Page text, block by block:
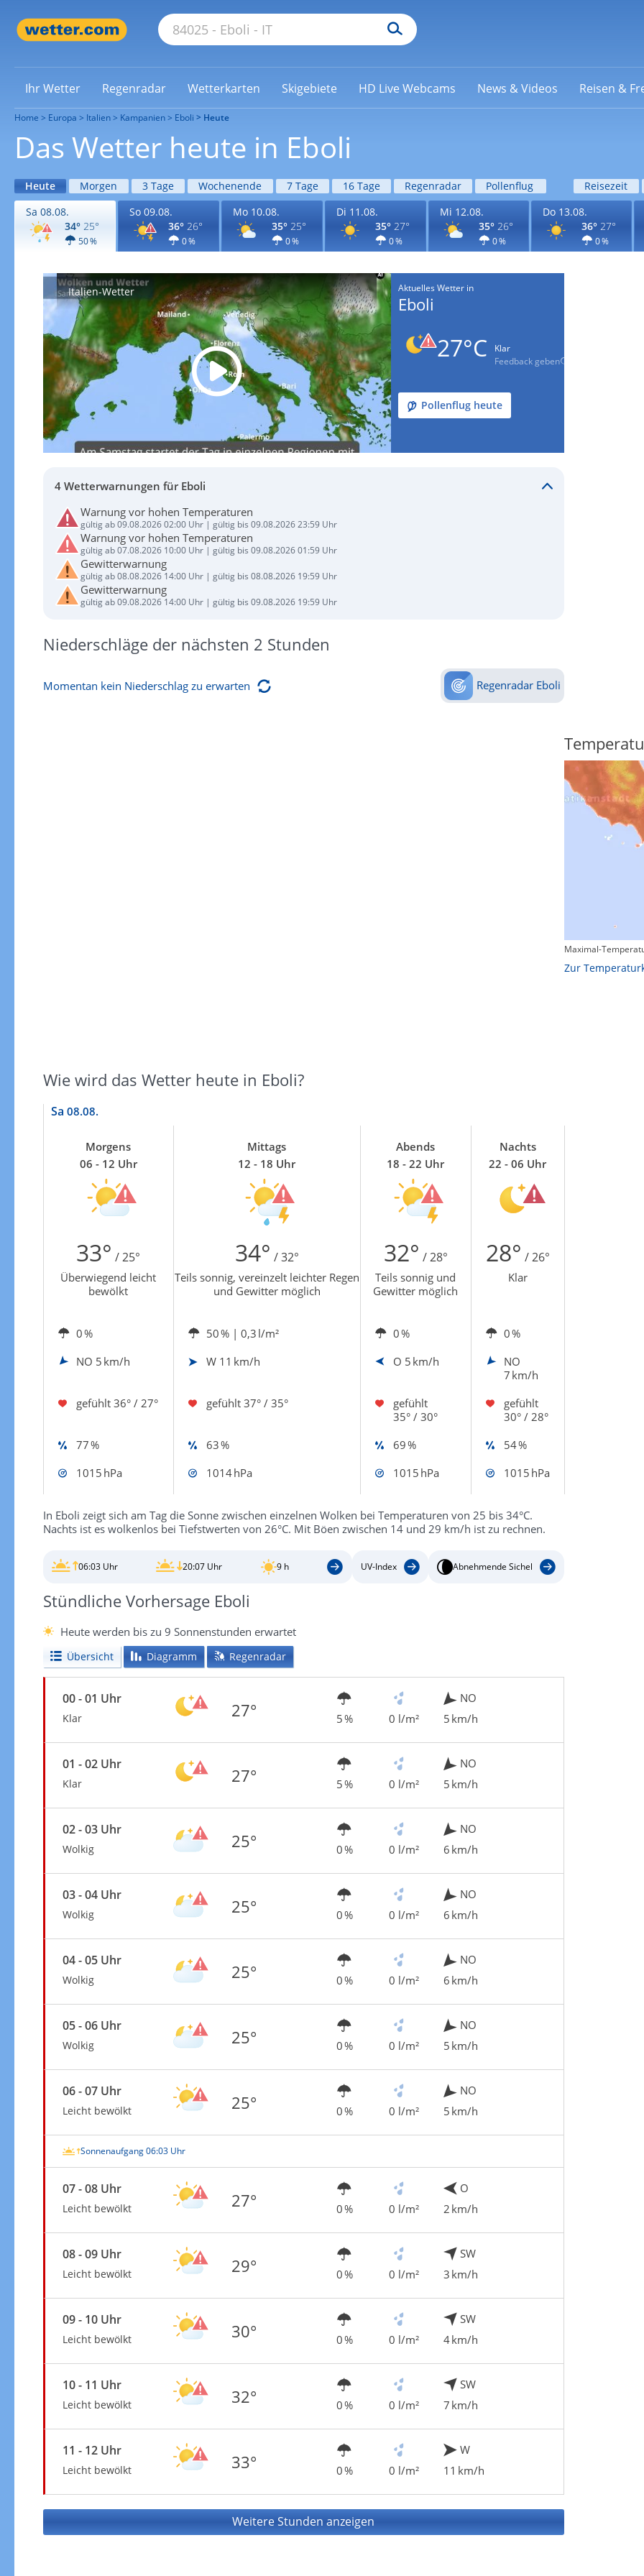
Ihr Wetter Regenradar Wetterkarten Skigebiete HD Live Webcams News & Videos Reisen &
Home Europa Italien Kampanien Eboli Heute
Das Wetter heute in Eboli
Heute Morgen 3 Tage Wochenende 7 Tage 16 Tage Regenradar Pollenflug Reisezeit
Sa 08.08.
34° 25°
50 %
So 09.08.
36° 26°
0 %
Mo 10.08.
35° 25°
0 %
Di 11.08.
35° 27°
0 %
Mi 12.08.
35° 26°
0 %
Do 13.08.
36° 27°
0 %
Italien-Wetter Aktuelles Wetter in
Eboli
27°C
Klar
Feedback geben
Pollenflug heute
4 Wetterwarnungen für Eboli
Warnung vor hohen Temperaturen
gültig ab 09.08.2026 02:00 Uhr | gültig bis 09.08.2026 23:59 Uhr
Warnung vor hohen Temperaturen
gültig ab 07.08.2026 10:00 Uhr | gültig bis 09.08.2026 01:59 Uhr
Gewitterwarnung
gültig ab 08.08.2026 14:00 Uhr | gültig bis 08.08.2026 19:59 Uhr
Gewitterwarnung
gültig ab 09.08.2026 14:00 Uhr | gültig bis 09.08.2026 19:59 Uhr
Niederschläge der nächsten 2 Stunden
Momentan kein Niederschlag zu erwarten Regenradar Eboli
Wie wird das Wetter heute in Eboli?
Sa 08.08.
Morgens
06 - 12 Uhr
Mittags
12 - 18 Uhr
Abends
18 - 22 Uhr
Nachts
22 - 06 Uhr
33° / 25° 34° / 32° 32° / 28° 28° / 26°
Überwiegend leicht
bewölkt
Teils sonnig, vereinzelt leichter Regen
und Gewitter möglich
Teils sonnig und
Gewitter möglich
Klar
0 % 50 % | 0,3 l/m² 0 %
0 %
NO 5 km/h W 11 km/h O 5 km/h
NO
7 km/h
gefühlt 36° / 27° gefühlt 37° / 35°
gefühlt
35° / 30°
gefühlt
30° / 28°
77 %
63 % 69 %
54 %
1015 hPa
1014 hPa 1015 hPa 1015 hPa
In Eboli zeigt sich am Tag die Sonne zwischen einzelnen Wolken bei Temperaturen von 25 bis 34°C.
Nachts ist es wolkenlos bei Tiefstwerten von 26°C. Mit Böen zwischen 14 und 29 km/h ist zu rechnen.
06:03 Uhr 20:07 Uhr 9 h UV-Index Abnehmende Sichel
Stündliche Vorhersage Eboli
Heute werden bis zu 9 Sonnenstunden erwartet
Übersicht Diagramm Regenradar
00 - 01 Uhr
Klar 27° 5 % 0 l/m²
NO
5 km/h
01 - 02 Uhr
Klar 27° 5 % 0 l/m²
NO
5 km/h
02 - 03 Uhr
Wolkig 25° 0 % 0 l/m²
NO
6 km/h
03 - 04 Uhr
Wolkig 25° 0 % 0 l/m²
NO
6 km/h
04 - 05 Uhr
Wolkig 25° 0 % 0 l/m²
NO
6 km/h
05 - 06 Uhr
Wolkig 25° 0 % 0 l/m²
NO
5 km/h
06 - 07 Uhr
Leicht bewölkt 25° 0 % 0 l/m²
NO
5 km/h
Sonnenaufgang 06:03 Uhr
07 - 08 Uhr
Leicht bewölkt 27° 0 % 0 l/m²
O
2 km/h
08 - 09 Uhr
Leicht bewölkt 29° 0 % 0 l/m²
SW
3 km/h
09 - 10 Uhr
Leicht bewölkt 30° 0 % 0 l/m²
SW
4 km/h
10 - 11 Uhr
Leicht bewölkt 32° 0 % 0 l/m²
SW
7 km/h
11 - 12 Uhr
Leicht bewölkt 33° 0 % 0 l/m²
W
11 km/h
Weitere Stunden anzeigen
Maximal-
Zur